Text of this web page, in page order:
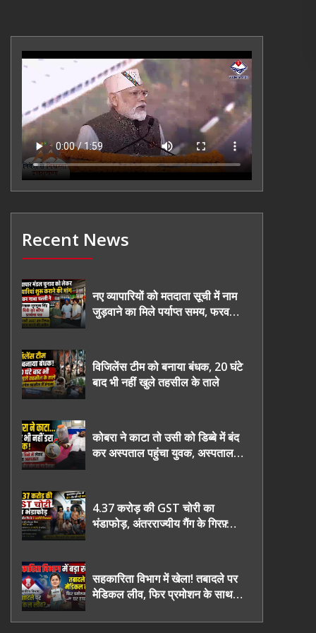
Recent News
नए व्यापारियों को मतदाता सूची में नाम
जुड़वाने का मिले पर्याप्त समय, फरवरी
विजिलेंस टीम को बनाया बंधक, 20 घंटे
बाद भी नहीं खुले तहसील के ताले
कोबरा ने काटा तो उसी को डिब्बे में बंद
कर अस्पताल पहुंचा युवक, अस्पताल में
4.37 करोड़ की GST चोरी का
भंडाफोड़, अंतरराज्यीय गैंग के गिरफ़्तार
सहकारिता विभाग में खेला! तबादले पर
मेडिकल लीव, फिर प्रमोशन के साथ